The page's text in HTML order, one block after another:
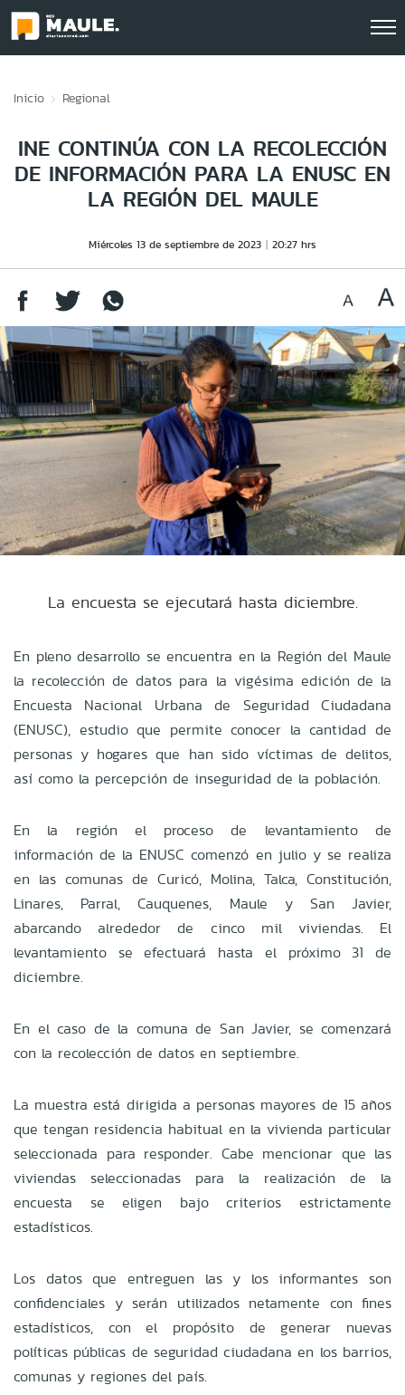
Inicio Regional
INE CONTINÚA CON LA RECOLECCIÓN
DE INFORMACIÓN PARA LA ENUSC EN
LA REGIÓN DEL MAULE
Miércoles 13 de septiembre de 2023 20:27 hrs
La encuesta se ejecutará hasta diciembre.
En pleno desarrollo se encuentra en la Región del Maule
la recolección de datos para la vigésima edición de la
Encuesta Nacional Urbana de Seguridad Ciudadana
(ENUSC), estudio que permite conocer la cantidad de
personas y hogares que han sido víctimas de delitos,
así como la percepción de inseguridad de la población.
En la región el proceso de levantamiento de
información de la ENUSC comenzó en julio y se realiza
en las comunas de Curicó, Molina, Talca, Constitución,
Linares, Parral, Cauquenes, Maule y San Javier,
abarcando alrededor de cinco mil viviendas. El
levantamiento se efectuará hasta el próximo 31 de
diciembre.
En el caso de la comuna de San Javier, se comenzará
con la recolección de datos en septiembre.
La muestra está dirigida a personas mayores de 15 años
que tengan residencia habitual en la vivienda particular
seleccionada para responder. Cabe mencionar que las
viviendas seleccionadas para la realización de la
encuesta se eligen bajo criterios estrictamente
estadísticos.
Los datos que entreguen las y los informantes son
confidenciales y serán utilizados netamente con fines
estadísticos, con el propósito de generar nuevas
políticas públicas de seguridad ciudadana en los barrios,
comunas y regiones del país.